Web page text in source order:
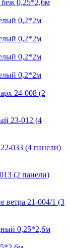
0,25*2,6м
0,2*2м
0,2*2м
0,2*2м
0,2*2м
24-008 (2
23-012 (4
033 (4 панели)
(2 панели)
21-004/1 (3
0,25*2,6м